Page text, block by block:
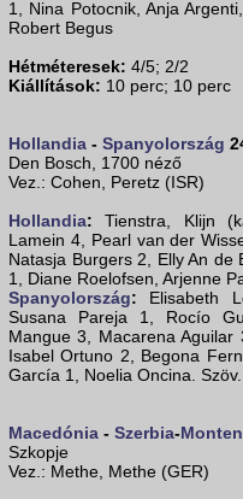
1, Nina Potocnik, Anja
Robert Begus
Hétméteresek: 4/5; 2/2
Kiállítások: 10 perc; 10 perc
Hollandia - Spanyolország
Den Bosch, 1700 néző
Vez.: Cohen, Peretz (ISR)
Hollandia: Tienstra, Klijn
Lamein 4, Pearl van der
Natasja Burgers 2, Elly An
1, Diane Roelofsen, Arjenne
Spanyolország: Elisabeth
Susana Pareja 1, Rocío
Mangue 3, Macarena
Isabel Ortuno 2, Begona
García 1, Noelia Oncina.
Macedónia - Szerbia-
Szkopje
Vez.: Methe, Methe (GER)